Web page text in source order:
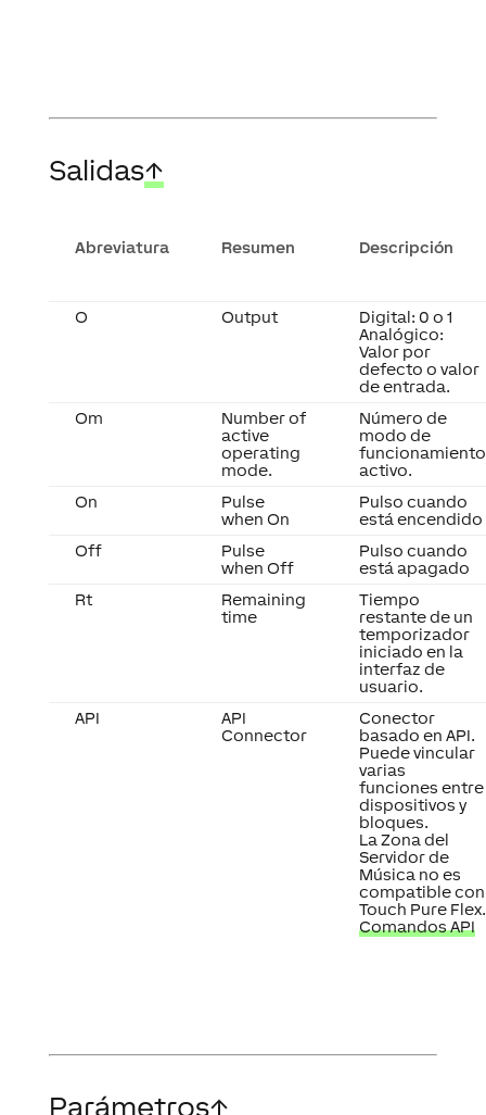
Salidas↑
Abreviatura Resumen Descripción
O Output
Digital: 0 o 1
Analógico:
Valor por
defecto o valor
de entrada.
Om
Number of
active
operating
mode.
Número de
modo de
funcionamiento
activo.
On
Pulse
when On
Pulso cuando
está encendido
Off
Pulse
when Off
Pulso cuando
está apagado
Rt
Remaining
time
Tiempo
restante de un
temporizador
iniciado en la
interfaz de
usuario.
API
API
Connector
Conector
basado en API.
Puede vincular
varias
funciones entre
dispositivos y
bloques.
La Zona del
Servidor de
Música no es
compatible con
Touch Pure Flex.
Comandos API
Parámetros↑